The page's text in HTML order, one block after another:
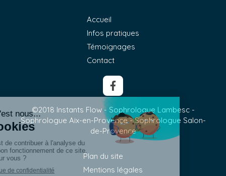
Accueil
Infos pratiques
Témoignages
Contact
©2018 Instants Flow - Sophrologue Lambesc -
Sophrologue Aix-en-Provence - Sophrologue Salon-
de-Provence
Plan du site
Mentions légales